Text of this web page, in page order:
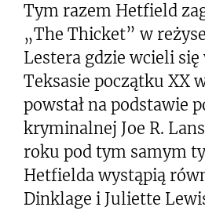
Tym razem Hetfield
„The Thicket” w
Lestera gdzie wcieli
Teksasie początku XX
powstał na podstawie
kryminalnej Joe R.
roku pod tym samym
Hetfielda wystąpią
Dinklage i Juliette